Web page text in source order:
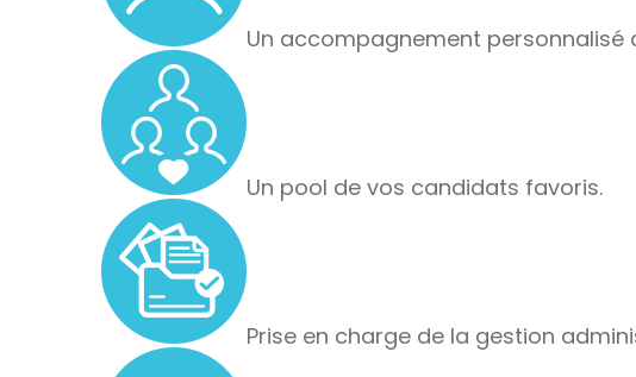
Un accompagnement personnalisé
Un pool de vos candidats favoris.
Prise en charge de la gestion